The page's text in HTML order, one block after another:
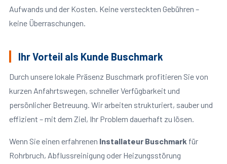
Aufwands und der Kosten. Keine versteckten Gebühren –
keine Überraschungen.
Ihr Vorteil als Kunde Buschmark
Durch unsere lokale Präsenz Buschmark profitieren Sie von
kurzen Anfahrtswegen, schneller Verfügbarkeit und
persönlicher Betreuung. Wir arbeiten strukturiert, sauber und
effizient – mit dem Ziel, Ihr Problem dauerhaft zu lösen.
Wenn Sie einen erfahrenen Installateur Buschmark für
Rohrbruch, Abflussreinigung oder Heizungsstörung